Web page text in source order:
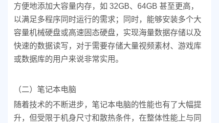
方便地添加大容量内存，如 32GB、64GB 甚至更高，
以满足多程序同时运行的需求；同时，能够安装多个大
容量机械硬盘或高速固态硬盘，实现海量数据存储以及
快速的数据读写，对于需要存储大量视频素材、游戏库
或数据库的用户来说非常实用。
（二）笔记本电脑
随着技术的不断进步，笔记本电脑的性能也有了大幅提
升，但受限于机身尺寸和散热条件，在整体性能上与同